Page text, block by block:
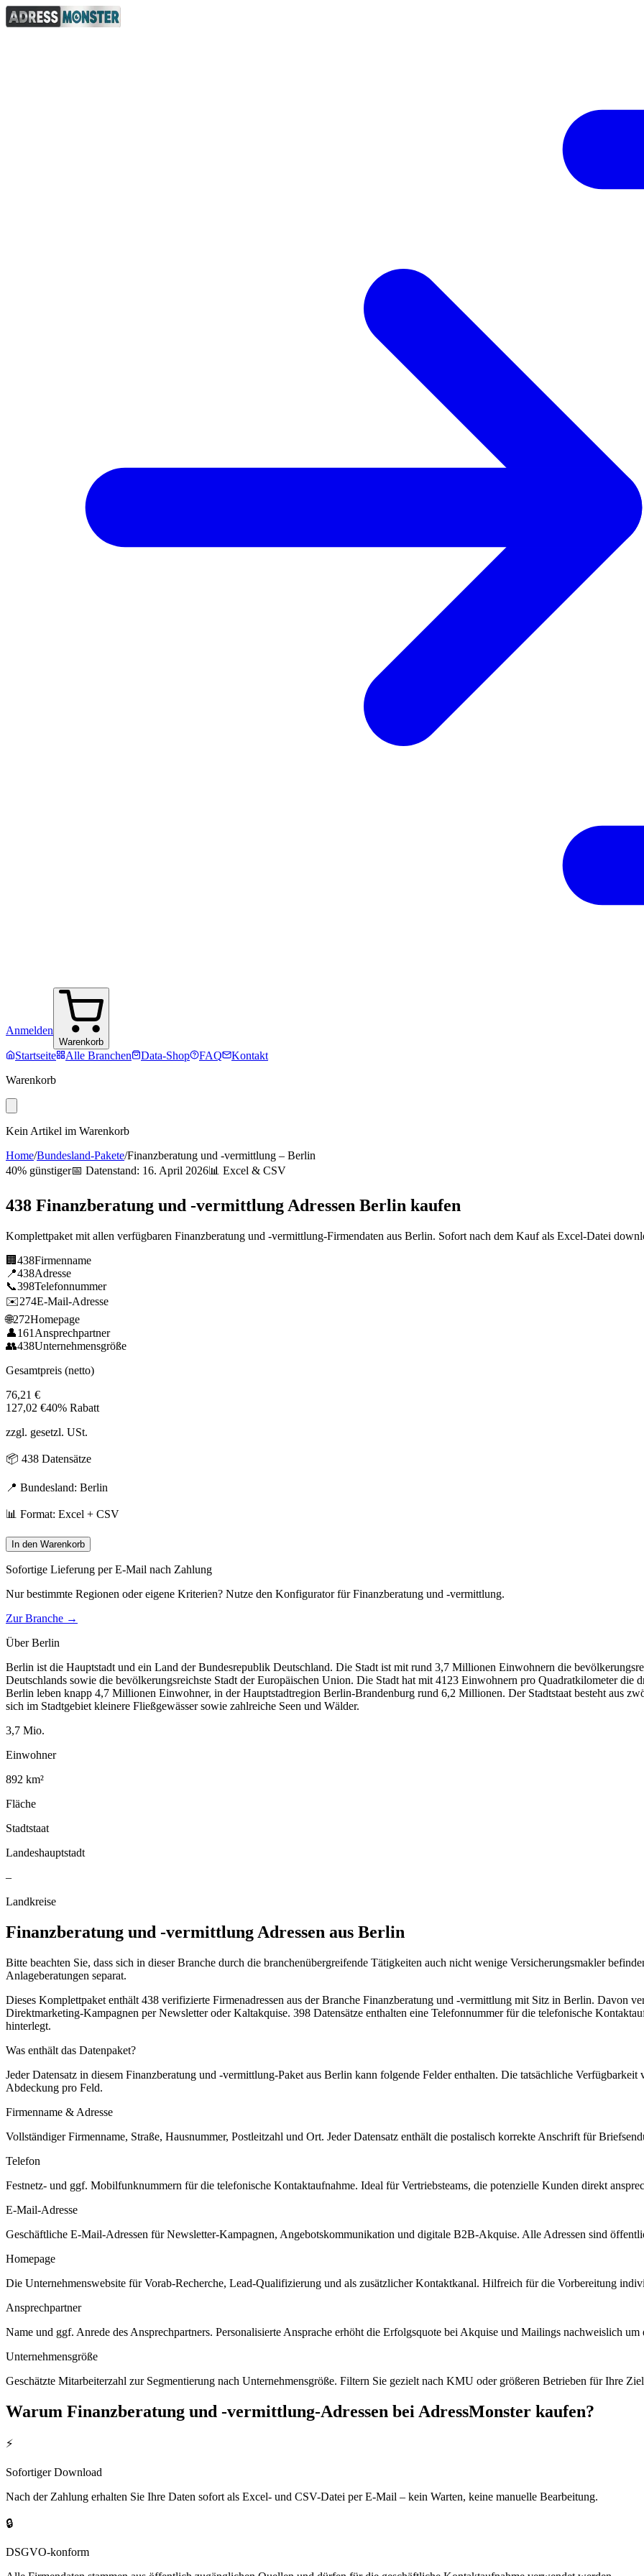
Anmelden
Warenkorb
Startseite Alle Branchen Data-Shop FAQ
Kontakt
Warenkorb
Kein Artikel im Warenkorb
Home/Bundesland-Pakete/Finanzberatung und -vermittlung – Berlin
40% günstiger📅 Datenstand: 16. April 2026📊 Excel & CSV
438 Finanzberatung und -vermittlung Adressen Berlin kaufen
Komplettpaket mit allen verfügbaren Finanzberatung und -vermittlung-Firmendaten aus Berlin. Sofort nach dem Kauf als Excel-Datei
🏢 438Firmenname
📍438Adresse
📞398Telefonnummer
✉️274E-Mail-Adresse
🌐272Homepage
👤161 Ansprechpartner
👥438Unternehmensgröße
Gesamtpreis (netto)
76,21 €
127,02 €40% Rabatt
zzgl. gesetzl. USt.
📦 438 Datensätze
📍 Bundesland: Berlin
📊 Format: Excel + CSV
In den Warenkorb
Sofortige Lieferung per E-Mail nach Zahlung
Nur bestimmte Regionen oder eigene Kriterien? Nutze den Konfigurator fürFinanzberatung und -vermittlung.
Zur Branche →
ÜberBerlin
Berlin ist die Hauptstadt und ein Land der Bundesrepublik Deutschland. Die Stadt ist mit rund 3,7 Millionen Einwohnern die
Deutschlands sowie die bevölkerungsreichste Stadt der Europäischen Union. Die Stadt hat mit 4123 Einwohnern pro Quadratkilometer die
Berlin leben knapp 4,7 Millionen Einwohner, in der Hauptstadtregion Berlin-Brandenburg rund 6,2 Millionen. Der Stadtstaat besteht aus
sich im Stadtgebiet kleinere Fließgewässer sowie zahlreiche Seen und Wälder.
3,7 Mio.
Einwohner
892 km²
Fläche
Stadtstaat
Landeshauptstadt
–
Landkreise
Finanzberatung und -vermittlung Adressen aus Berlin
Bitte beachten Sie, dass sich in dieser Branche durch die branchenübergreifende Tätigkeiten auch nicht wenige Versicherungsmakler
Anlageberatungen separat.
Dieses Komplettpaket enthält 438 verifizierte Firmenadressen aus der Branche Finanzberatung und -vermittlung mit Sitz in Berlin. Davon
Direktmarketing-Kampagnen per Newsletter oder Kaltakquise. 398 Datensätze enthalten eine Telefonnummer für die telefonische
hinterlegt.
Was enthält das Datenpaket?
Jeder Datensatz in diesem Finanzberatung und -vermittlung-Paket aus Berlin kann folgende Felder enthalten. Die tatsächliche
Abdeckung pro Feld.
Firmenname & Adresse
Vollständiger Firmenname, Straße, Hausnummer, Postleitzahl und Ort. Jeder Datensatz enthält die postalisch korrekte Anschrift für
Telefon
Festnetz- und ggf. Mobilfunknummern für die telefonische Kontaktaufnahme. Ideal für Vertriebsteams, die potenzielle Kunden direkt
E-Mail-Adresse
Geschäftliche E-Mail-Adressen für Newsletter-Kampagnen, Angebotskommunikation und digitale B2B-Akquise. Alle Adressen sind
Homepage
Die Unternehmenswebsite für Vorab-Recherche, Lead-Qualifizierung und als zusätzlicher Kontaktkanal. Hilfreich für die Vorbereitung
Ansprechpartner
Name und ggf. Anrede des Ansprechpartners. Personalisierte Ansprache erhöht die Erfolgsquote bei Akquise und Mailings nachweislich um
Unternehmensgröße
Geschätzte Mitarbeiterzahl zur Segmentierung nach Unternehmensgröße. Filtern Sie gezielt nach KMU oder größeren Betrieben für Ihre
Warum Finanzberatung und -vermittlung-Adressen bei AdressMonster kaufen?
⚡
Sofortiger Download
Nach der Zahlung erhalten Sie Ihre Daten sofort als Excel- und CSV-Datei per E-Mail – kein Warten, keine manuelle Bearbeitung.
🔒
DSGVO-konform